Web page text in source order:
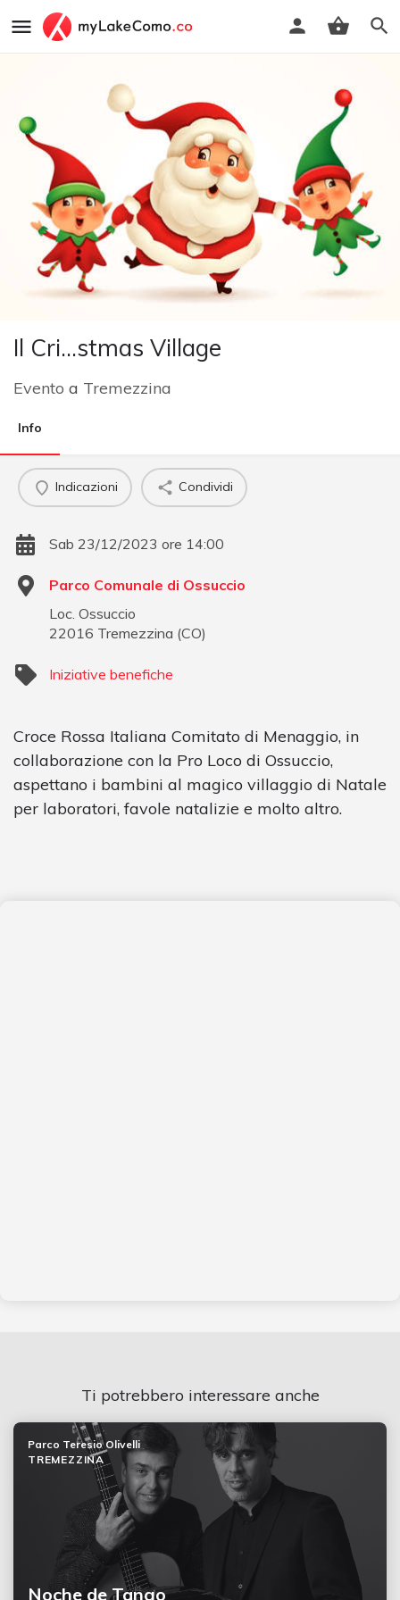
Il Cri...stmas Village
Evento a Tremezzina
Info
Indicazioni Condividi
Sab 23/12/2023 ore 14:00
Parco Comunale di Ossuccio
Loc. Ossuccio
22016 Tremezzina (CO)
Iniziative benefiche
Croce Rossa Italiana Comitato di Menaggio, in
collaborazione con la Pro Loco di Ossuccio,
aspettano i bambini al magico villaggio di Natale
per laboratori, favole natalizie e molto altro.
Ti potrebbero interessare anche
Noche de Tango
Parco Teresio Olivelli
TREMEZZINA